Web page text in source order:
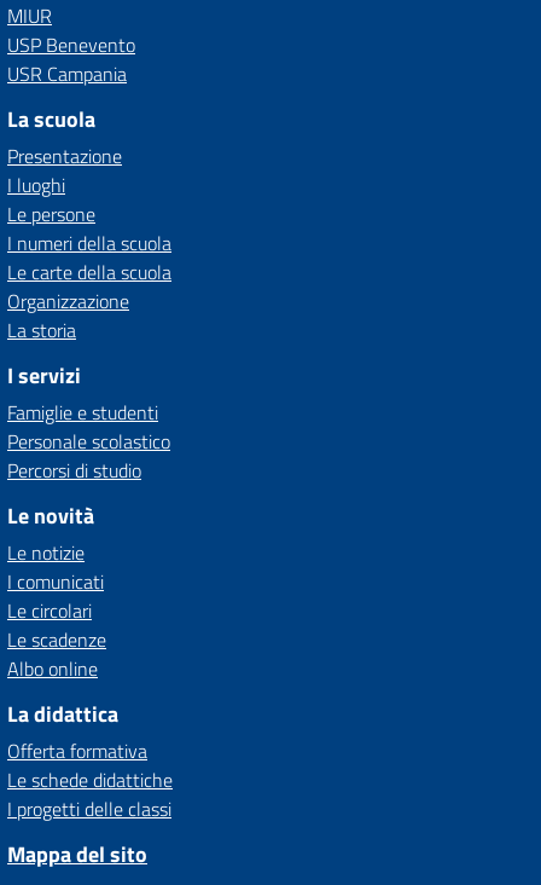
MIUR
USP Benevento
USR Campania
La scuola
Presentazione
I luoghi
Le persone
I numeri della scuola
Le carte della scuola
Organizzazione
La storia
I servizi
Famiglie e studenti
Personale scolastico
Percorsi di studio
Le novità
Le notizie
I comunicati
Le circolari
Le scadenze
Albo online
La didattica
Offerta formativa
Le schede didattiche
I progetti delle classi
Mappa del sito